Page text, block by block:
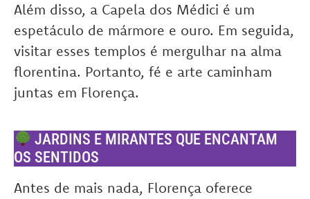
Além disso, a Capela dos Médici é um
espetáculo de mármore e ouro. Em seguida,
visitar esses templos é mergulhar na alma
florentina. Portanto, fé e arte caminham
juntas em Florença.
JARDINS E MIRANTES QUE ENCANTAM
OS SENTIDOS
Antes de mais nada, Florença oferece